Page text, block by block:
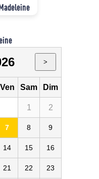
>
Ven Sam Dim
1 2
7 8 9
14 15 16
21 22 23